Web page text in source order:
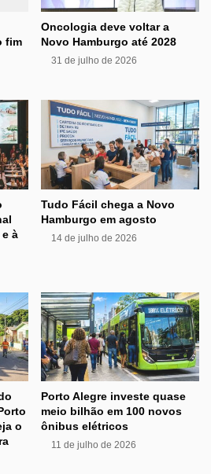
fim
Oncologia deve voltar a
Novo Hamburgo até 2028
31 de julho de 2026
à
Tudo Fácil chega a Novo
Hamburgo em agosto
14 de julho de 2026
o
Porto Alegre investe quase
meio bilhão em 100 novos
ônibus elétricos
11 de julho de 2026